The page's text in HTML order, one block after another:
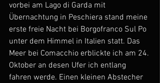
vorbei am Lago di Garda mit
Übernachtung in Peschiera stand meine
erste freie Nacht bei Borgofranco Sul Po
unter dem Himmel in Italien statt. Das
Meer bei Comacchio erblickte ich am 24.
Oktober an desen Ufer ich entlang
fahren werde. Einen kleinen Abstecher